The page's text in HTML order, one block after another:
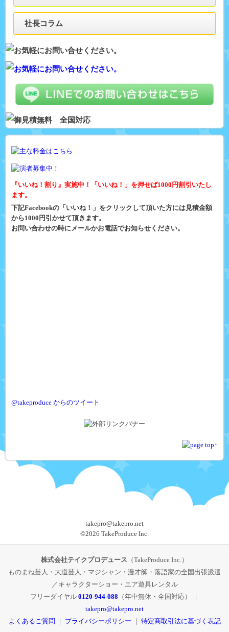
社長コラム
『いいね！割り』実施中！「いいね！」を押せば1000円割引いたし
ます。
下記Facebookの「いいね！」をクリックして頂いた方には見積金額
から1000円引かせて頂きます。
お問い合わせの時にメールかお電話でお知らせください。
@takeproduce からのツイート
takepro@takepro.net
©2026 TakeProduce Inc.
株式会社テイクプロデュース （TakeProduce Inc.）
ものまね芸人・大道芸人・マジシャン・漫才師・落語家の全国出張派遣
／キャラクターショー・エア遊具レンタル
フリーダイヤル 0120-944-088 （年中無休・全国対応） ｜
takepro@takepro.net
よくあるご質問 ｜ プライバシーポリシー ｜ 特定商取引法に基づく表記